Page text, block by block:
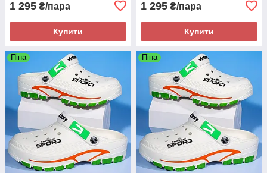
1 295 ₴/пара
Купити
1 295 ₴/пара
Купити
Піна Піна